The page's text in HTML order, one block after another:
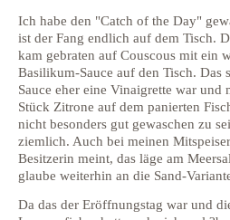
Ich habe den "Catch of the Day"
ist der Fang endlich auf dem Tisch.
kam gebraten auf Couscous mit ein
Basilikum-Sauce auf den Tisch. Das
Sauce eher eine Vinaigrette war
Stück Zitrone auf dem panierten
nicht besonders gut gewaschen zu
ziemlich. Auch bei meinen
Besitzerin meint, das läge am
glaube weiterhin an die Sand-
Da das der Eröffnungstag war und